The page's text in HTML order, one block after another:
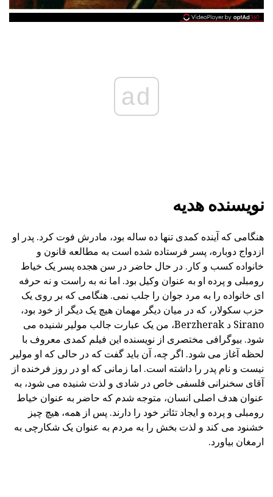
ad
نویسنده هدیه
هنگامی که آینده کمدی تنها ده ساله بود، مادرش فوت کرد. پدر او
ازدواج دوباره، پسر فرستاده شده است به مطالعه قانون و
خانواده کسب و کار. در حال حاضر در سن هجده پسر یک خیاط
رومبلی و پرده او به عنوان وکیل بود. اما نه به راست و نه حرفه
ای خانواده را به مرد جوان را جلب نمی. هنگامی که بر روی یک
حزب سکولار، که در میان دیگر مهمان هیچ یک دیگر از خود بود،
Sirano د Berzherak، من یک عبارت جالب مولیر شنیده می
شود. بیوگرافی مختصری از نویسنده این فیلم کمدی معروف با
لحظه آغاز می شود. اگر چه، آن باید گفت که در حالی که او مولیر
نیست و نام پدر را داشته است. اما زمانی که او در روز فرخنده از
آقای سخنرانی فلسفی خاص در شادی و لذت شنیده می شود، به
عنوان هدف اصلی انسان، متوجه شدم که حاضر به عنوان خیاط
رومبلی و پرده و ایجاد تئاتر خود را دارند. پس از همه، هیچ چیز
خشنود می کند و لذت بخش را به مردم به عنوان یک شکارچی به
ارمغان بیاورد.